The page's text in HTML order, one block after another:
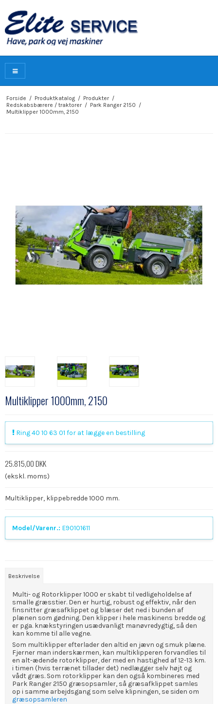
Forside / Produktkatalog / Produkter /
Redskabsbærere / traktorer / Park Ranger 2150 /
Multiklipper 1000mm, 2150
Multiklipper 1000mm, 2150
Ring 40 10 63 01 for at lægge en bestilling
25.815,00 DKK
(ekskl. moms)
Multiklipper, klippebredde 1000 mm.
Model/Varenr.: E90101611
Beskrivelse
Multi- og Rotorklipper 1000 er skabt til vedligeholdelse af
smalle græsstier. Den er hurtig, robust og effektiv, når den
finsnitter græsafklippet og blæser det ned i bunden af
plænen som gødning. Den klipper i hele maskinens bredde og
er pga. knækstyringen usædvanligt manøvredygtig, så den
kan komme til alle vegne.
Som multiklipper efterlader den altid en jævn og smuk plæne.
Fjerner man inderskærmen, kan multiklipperen forvandles til
en alt-ædende rotorklipper, der med en hastighed af 12-13 km.
i timen (hvis terrænet tillader det) nedlægger selv højt og
vådt græs. Som rotorklipper kan den også kombineres med
Park Ranger 2150 græsopsamler, så græsafklippet samles
op i samme arbejdsgang som selve klipningen, se siden om
græsopsamleren